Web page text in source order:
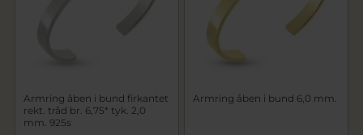
Armring åben i bund firkantet
rekt. tråd br. 6,75* tyk. 2,0
mm. 925s
Armring åben i bund 6,0 mm.